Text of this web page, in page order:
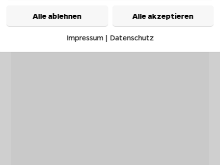
Alle ablehnen Alle akzeptieren
Impressum| Datenschutz